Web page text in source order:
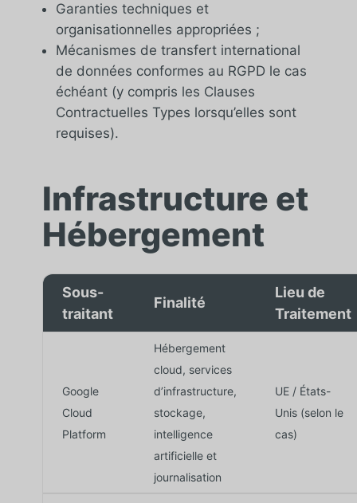
Garanties techniques et
organisationnelles appropriées ;
Mécanismes de transfert international
de données conformes au RGPD le cas
échéant (y compris les Clauses
Contractuelles Types lorsqu’elles sont
requises).
Infrastructure et
Hébergement
Sous-
traitant
Finalité
Lieu de
Traitement
Google
Cloud
Platform
Hébergement
cloud, services
d’infrastructure,
stockage,
intelligence
artificielle et
journalisation
UE / États-
Unis (selon le
cas)